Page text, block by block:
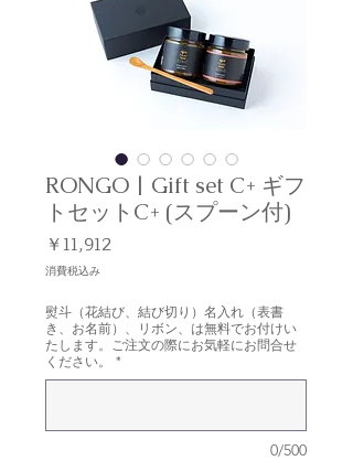
RONGO | Gift set C+ ギフ
トセットC+ (スプーン付)
￥11,912価
消費税込み
熨斗（花結び、結び切り）名入れ（表書
き、お名前）、リボン、は無料でお付けい
たします。ご注文の際にお気軽にお問合せ
ください。 *
0/500